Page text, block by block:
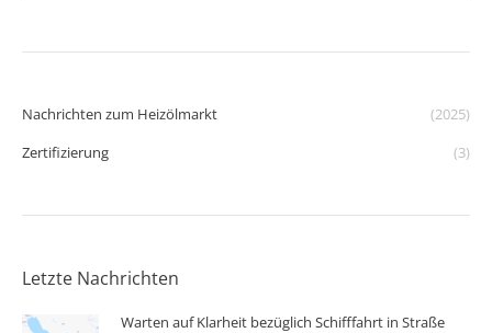
Nachrichten zum Heizölmarkt
(2025)
Zertifizierung
(3)
Letzte Nachrichten
Warten auf Klarheit bezüglich Schifffahrt in Straße